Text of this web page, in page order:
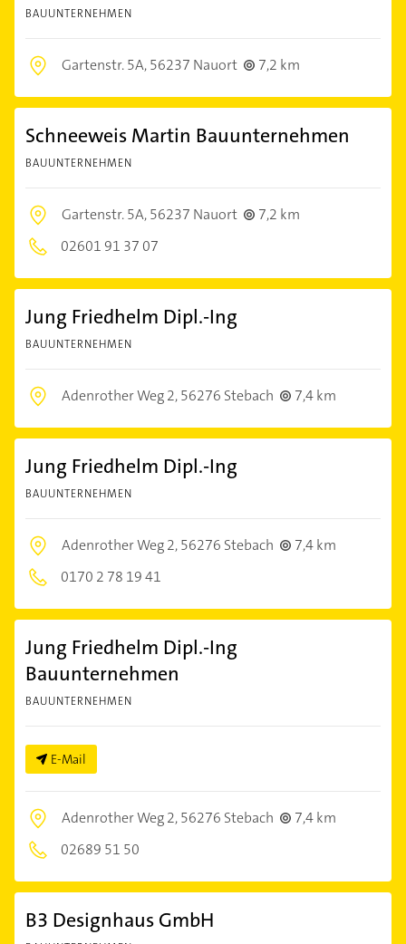
BAUUNTERNEHMEN
Gartenstr. 5A,56237 Nauort 7,2 km
Schneeweis Martin Bauunternehmen
BAUUNTERNEHMEN
Gartenstr. 5A,56237 Nauort
7,2 km
02601 91 37 07
Jung Friedhelm Dipl.-Ing
BAUUNTERNEHMEN
Adenrother Weg 2,56276 Stebach 7,4 km
Jung Friedhelm Dipl.-Ing
BAUUNTERNEHMEN
Adenrother Weg 2,56276 Stebach
7,4 km
0170 2 78 19 41
Jung Friedhelm Dipl.-Ing
Bauunternehmen
BAUUNTERNEHMEN
E-Mail
Adenrother Weg 2,56276 Stebach
7,4 km
02689 51 50
B3 Designhaus GmbH